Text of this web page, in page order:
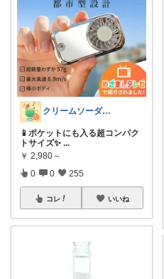
クリームソーダ♫昭和平成レトロ好き母
📱ポケットにも入る超コンパク
トサイズ✨ ...
￥ 2,980～
0 0 255
コレ いいね